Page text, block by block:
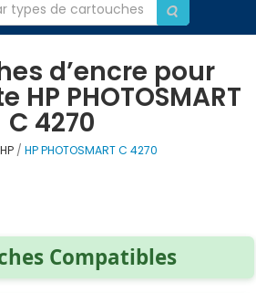
d’encre pour
PHOTOSMART
C 4270
HP HP PHOTOSMART C 4270
Compatibles